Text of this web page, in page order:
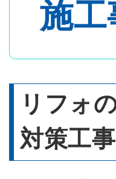
- 窓リフ
- 窓シャ
施工
リフォ
対策工事